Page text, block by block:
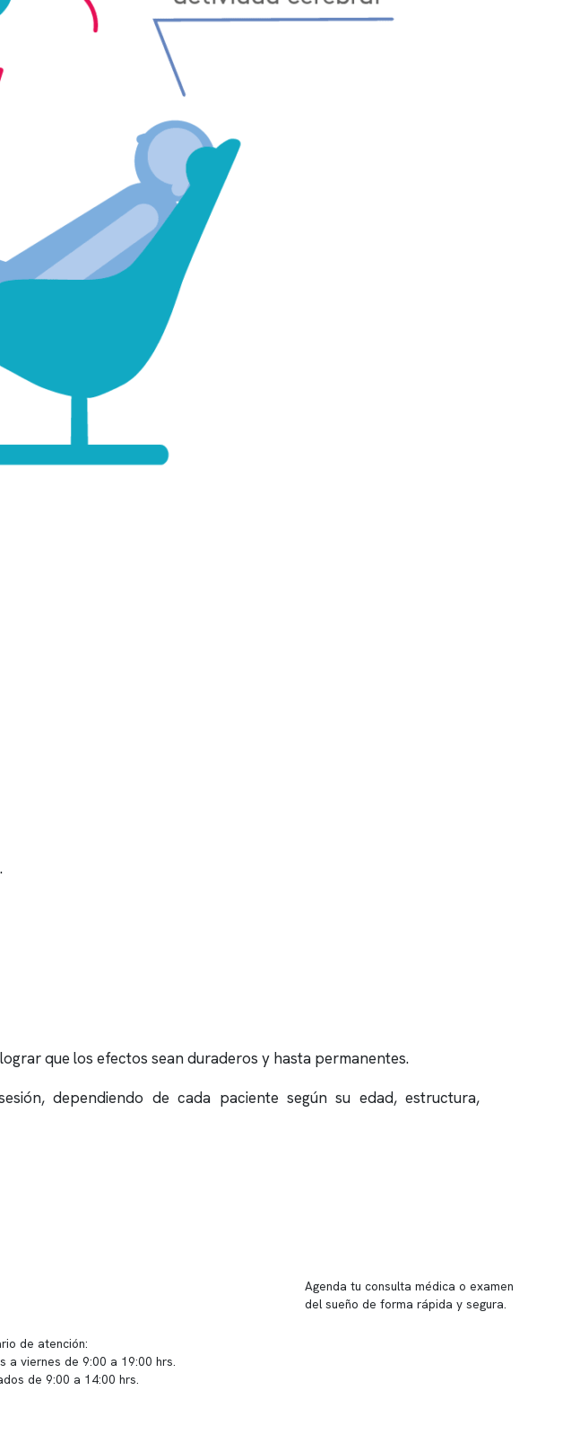
que los efectos sean duraderos y hasta permanentes.
dependiendo de cada paciente según su edad, estructura,
de atención:
a viernes de 9:00 a 19:00 hrs.
de 9:00 a 14:00 hrs.
Agenda tu consulta médica o examen
del sueño de forma rápida y segura.